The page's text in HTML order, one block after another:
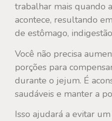
trabalhar mais quando
acontece, resultando
de estômago,
Você não precisa
porções para
durante o jejum. É
saudáveis ​​e manter a
Isso ajudará a evitar